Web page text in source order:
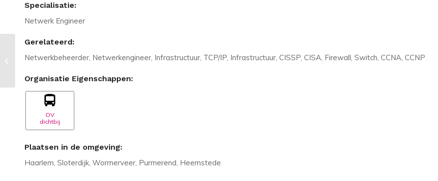
Specialisatie:
Netwerk Engineer
Gerelateerd:
Netwerkbeheerder, Netwerkengineer, Infrastructuur, TCP/IP, Infrastructuur, CISSP, CISA, Firewall, Switch, CCNA, CCNP
Organisatie Eigenschappen:
OV
dichtbij
Plaatsen in de omgeving:
Haarlem, Sloterdijk, Wormerveer, Purmerend, Heemstede
Systeembeheerder bij een